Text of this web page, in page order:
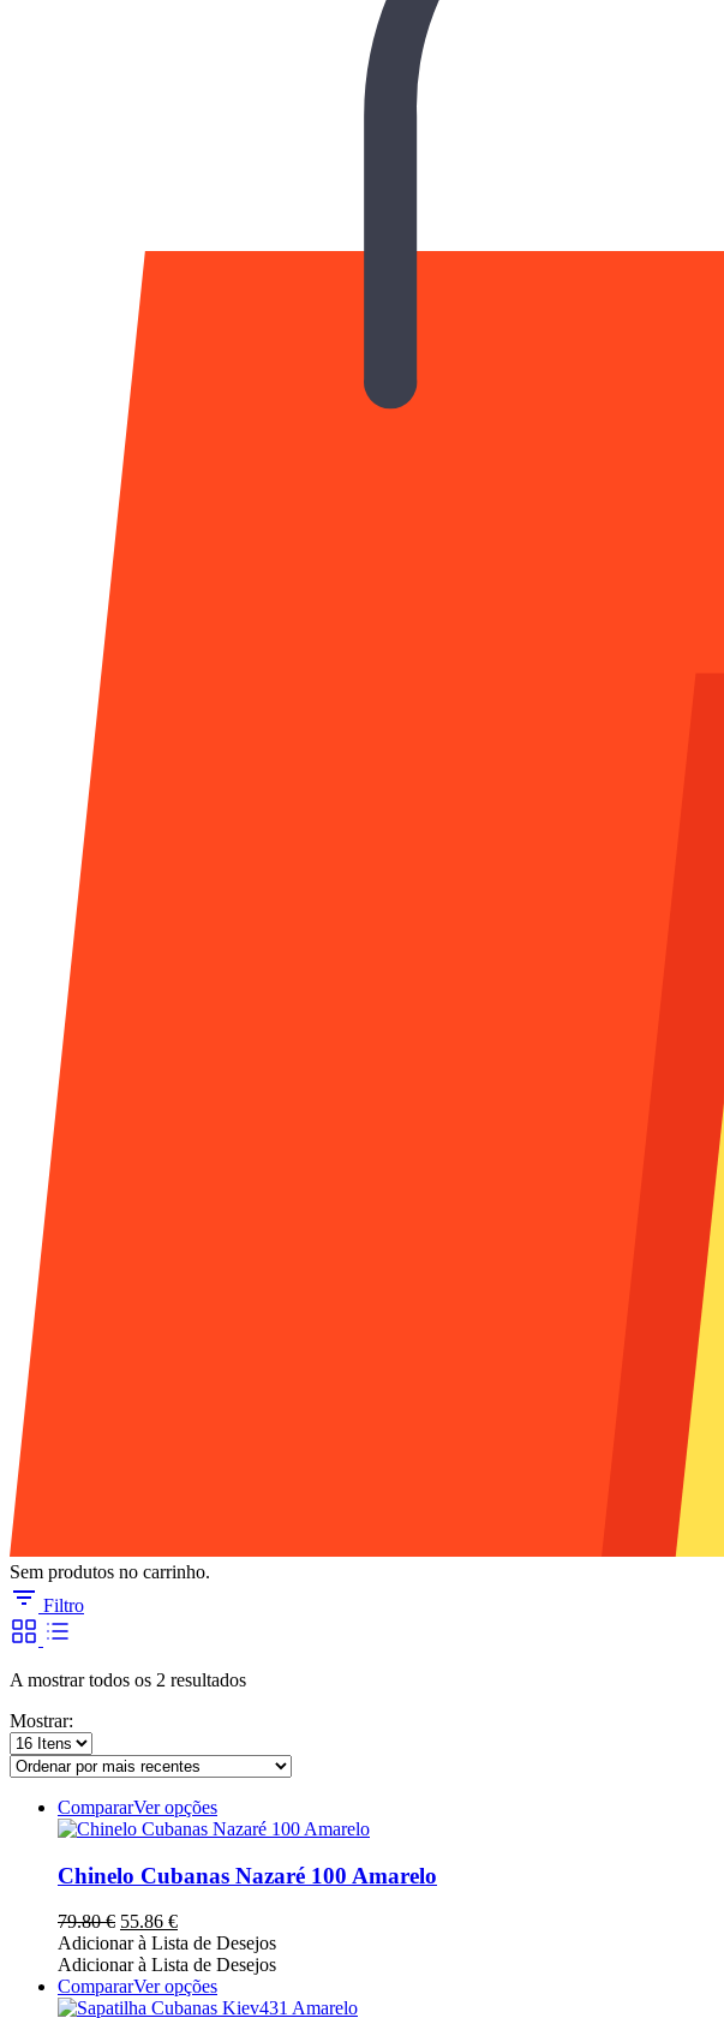
Sem produtos no carrinho.
Filtro
A mostrar todos os 2 resultadosOrdenado
Mostrar:
CompararVer opçõesThis
product
multiple
variants.
options
may
be
chosen
Chinelo Cubanas Nazaré 100 Amarelo
79.80€ O
preço
original
era:
79.80 €.
55.86 €O
preço
atual
é:
55.86 €.
Adicionar à Lista de Desejos
Adicionar à Lista de Desejos
CompararVer opçõesThis
product